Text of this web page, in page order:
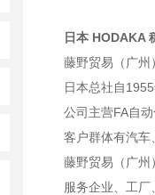
日本 HODAKA
藤野贸易（广州
日本总社自
公司主营FA自
客户群体有汽车
藤野贸易（广州
服务企业、工